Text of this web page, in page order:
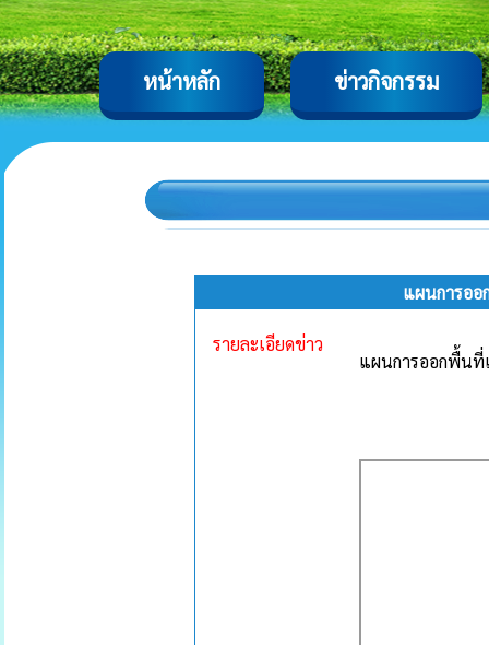
หน้าหลัก ข่าวกิจกรรม
แผนการอ
รายละเอียดข่าว
แผนการออกพื้นที่